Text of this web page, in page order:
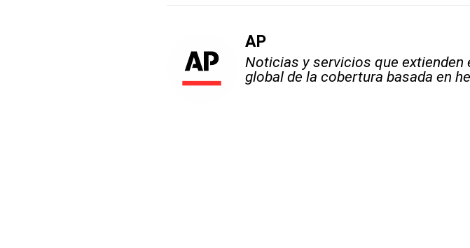
AP
Noticias y servicios que extienden
global de la cobertura basada en